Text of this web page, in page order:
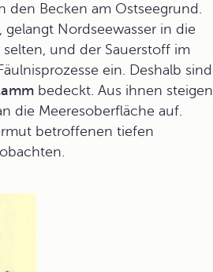
den Becken am Ostseegrund.
Nordseewasser in die
und der Sauerstoff im
ein. Deshalb sind
bedeckt. Aus ihnen steigen
die Meeresoberfläche auf.
betroffenen tiefen